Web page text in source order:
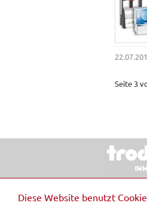
Diese Website benutzt
Seite 3
© 2026